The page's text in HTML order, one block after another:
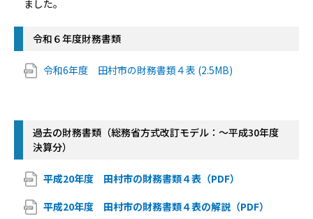
ました。
令和６年度財務書類
令和6年度 田村市の財務書類４表 (2.5MB)
過去の財務書類（総務省方式改訂モデル：～平成30年度
決算分）
平成20年度 田村市の財務書類４表（PDF）
平成20年度 田村市の財務書類４表の解説（PDF）